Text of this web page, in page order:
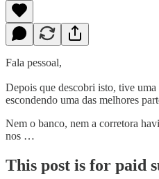
Fala pessoal,
Depois que descobri isto, tive uma
escondendo uma das melhores
Nem o banco, nem a corretora
nos …
This post is for paid